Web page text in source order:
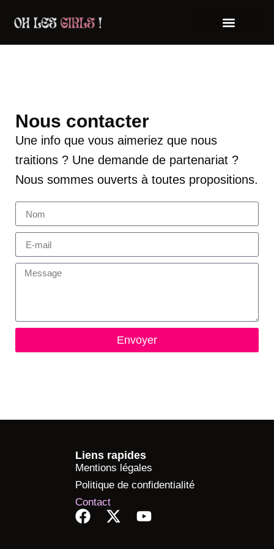
Nous contacter
Une info que vous aimeriez que nous
traitions ? Une demande de partenariat ?
Nous sommes ouverts à toutes propositions.
Envoyer
Liens rapides
Mentions légales
Politique de confidentialité
Contact